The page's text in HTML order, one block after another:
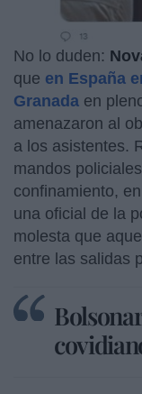
No lo duden:
que en España
Granada en
amenazaron al
a los asistentes.
mandos
confinamiento,
una oficial de la
molesta que
entre las salidas